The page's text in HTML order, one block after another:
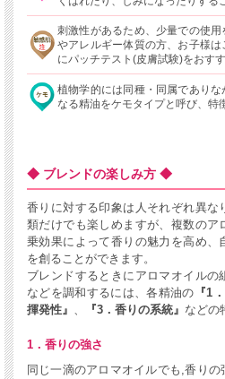
刺激性があるため、少量での使
やアレルギー体質の方、お子様
にパッチテスト(皮膚試験)をおすす
植物学的には同種・同属であり
なる精油をケモタイプと呼び、特
◆ ブレンドの楽しみ方 ◆
香りに対する印象は人それぞれ異な
類だけでも楽しめますが、複数のア
乗効果によって香りの魅力を高め、
を創ることができます。
ブレンドするときにアロマオイルの
などを調和するには、各精油の 『1
揮発性』 、 『3．香りの系統』 などの
1．香りの強さ
同じ一滴のアロマオイルでも,香り